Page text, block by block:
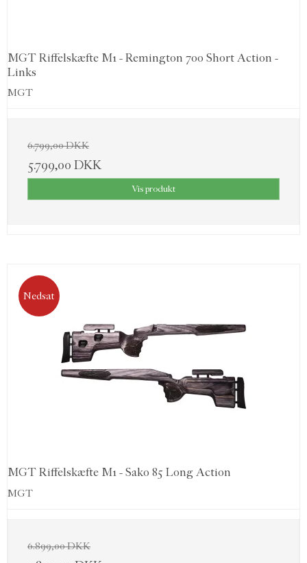
MGT Riffelskæfte M1 - Remington 700 Short Action -
Links
MGT
6.799,00 DKK
5.799,00 DKK
Vis produkt
Nedsat
MGT Riffelskæfte M1 - Sako 85 Long Action
MGT
6.899,00 DKK